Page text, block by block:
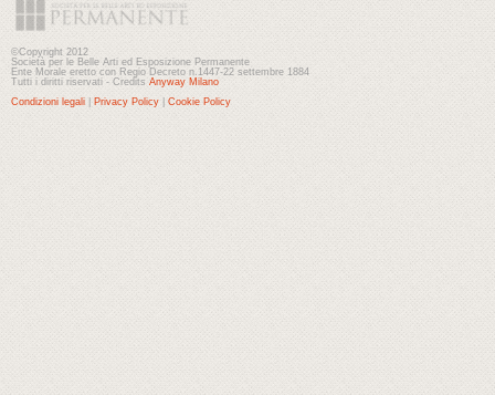
©Copyright 2012
Società per le Belle Arti ed Esposizione Permanente
Ente Morale eretto con Regio Decreto n.1447-22 settembre 1884
Tutti i diritti riservati - Credits Anyway Milano
Condizioni legali
Privacy Policy Cookie Policy